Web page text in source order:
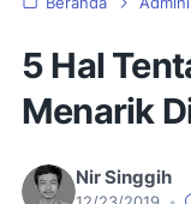
5 Hal
Menarik
Nir Singgih